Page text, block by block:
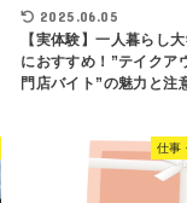
2025.06.05
【実体験】一人暮らし
におすすめ！”テイクア
門店バイト”の魅力と注
仕事